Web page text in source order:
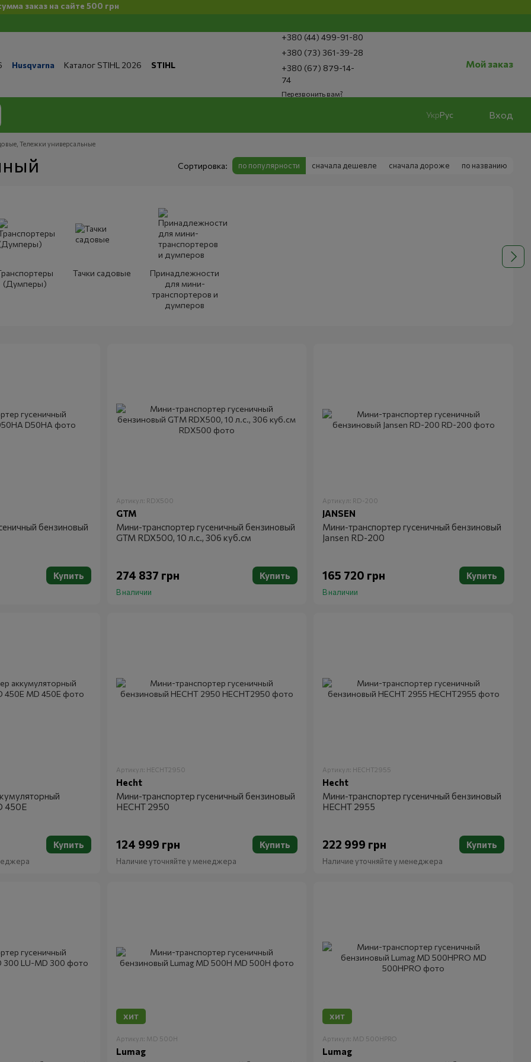
500 грн
Husqvarna Каталог STIHL 2026
STIHL
конфиденциальности
+380 (44) 499-91-80
+380 (73) 361-39-28
+380 (67) 879-14-
74
Перезвонить вам?
Мой заказ
УкрРус Вход
Тележки универсальные
Сортировка: по популярности сначала дешевле сначала дороже по названию
(Думперы)
Тачки садовые
Принадлежности
для мини-
транспортеров и
думперов
бензиновый
Купить
Артикул: RDX500
GTM
Мини-транспортер гусеничный бензиновый
GTM RDX500, 10 л.с., 306 куб.см
274 837 грн Купить
В наличии
Артикул: RD-200
JANSEN
Мини-транспортер гусеничный бензиновый
Jansen RD-200
165 720 грн Купить
В наличии
450E
Купить
Артикул: HECHT2950
Hecht
Мини-транспортер гусеничный бензиновый
HECHT 2950
124 999 грн Купить
Наличие уточняйте у менеджера
Артикул: HECHT2955
Hecht
Мини-транспортер гусеничный бензиновый
HECHT 2955
222 999 грн Купить
Наличие уточняйте у менеджера
ХИТ
Артикул: MD 500H
Lumag
ХИТ
Артикул: MD 500HPRO
Lumag